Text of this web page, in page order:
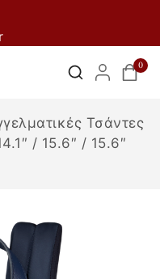
0
Τσάντες
/ 15.6″ / 15.6″